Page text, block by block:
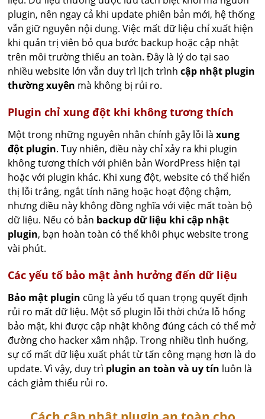
plugin, nên ngay cả khi update phiên bản mới, hệ thống
vẫn giữ nguyên nội dung. Việc mất dữ liệu chỉ xuất hiện
khi quản trị viên bỏ qua bước backup hoặc cập nhật
trên môi trường thiếu an toàn. Đây là lý do tại sao
nhiều website lớn vẫn duy trì lịch trìnhcập nhật plugin
thường xuyên mà không bị rủi ro.
Plugin chỉ xung đột khi không tương thích
Một trong những nguyên nhân chính gây lỗi làxung
đột plugin. Tuy nhiên, điều này chỉ xảy ra khi plugin
không tương thích với phiên bản WordPress hiện tại
hoặc với plugin khác. Khi xung đột, website có thể hiển
thị lỗi trắng, ngắt tính năng hoặc hoạt động chậm,
nhưng điều này không đồng nghĩa với việc mất toàn bộ
dữ liệu. Nếu có bản backup dữ liệu khi cập nhật
plugin, bạn hoàn toàn có thể khôi phục website trong
vài phút.
Các yếu tố bảo mật ảnh hưởng đến dữ liệu
Bảo mật plugin cũng là yếu tố quan trọng quyết định
rủi ro mất dữ liệu. Một số plugin lỗi thời chứa lỗ hổng
bảo mật, khi được cập nhật không đúng cách có thể mở
đường cho hacker xâm nhập. Trong nhiều tình huống,
sự cố mất dữ liệu xuất phát từ tấn công mạng hơn là do
update. Vì vậy, duy trì plugin an toàn và uy tín luôn là
cách giảm thiểu rủi ro.